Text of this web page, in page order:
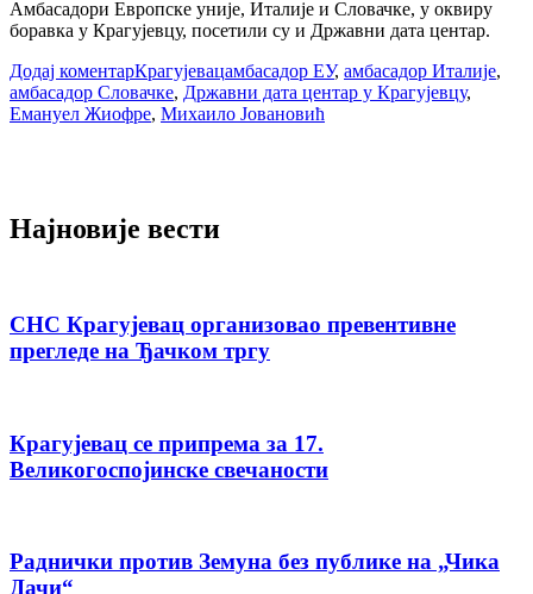
Амбасадори Европске уније, Италије и Словачке, у оквиру
боравка у Крагујевцу, посетили су и Државни дата центар.
Додај коментарКрагујевацамбасадор ЕУ, амбасадор Италије,
амбасадор Словачке, Државни дата центар у Крагујевцу,
Емануел Жиофре, Михаило Јовановић
Најновије вести
СНС Крагујевац организовао превентивне
прегледе на Ђачком тргу
Крагујевац се припрема за 17.
Великогоспојинске свечаности
Раднички против Земуна без публике на „Чика
Дачи“